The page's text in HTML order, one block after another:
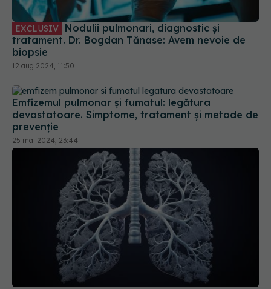
biopsie
12 aug 2024, 11:50
Emfizemul pulmonar și fumatul: legătura
devastatoare. Simptome, tratament și metode de
25 mai 2024, 23:44
Dieta care favorizează dezvoltarea cancerului
pulmonar. Alimentează tumorile
19 mar 2025, 08:47